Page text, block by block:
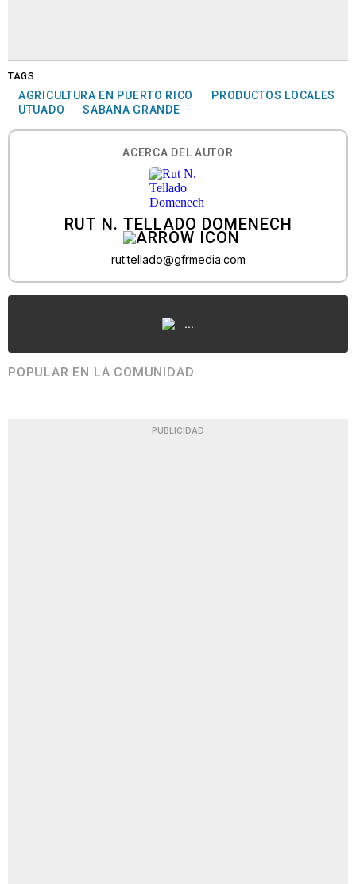
TAGS
AGRICULTURA EN PUERTO RICO
PRODUCTOS LOCALES
UTUADO
SABANA GRANDE
ACERCA DEL AUTOR
RUT N. TELLADO DOMENECH
rut.tellado@gfrmedia.com
...
POPULAR EN LA COMUNIDAD
PUBLICIDAD